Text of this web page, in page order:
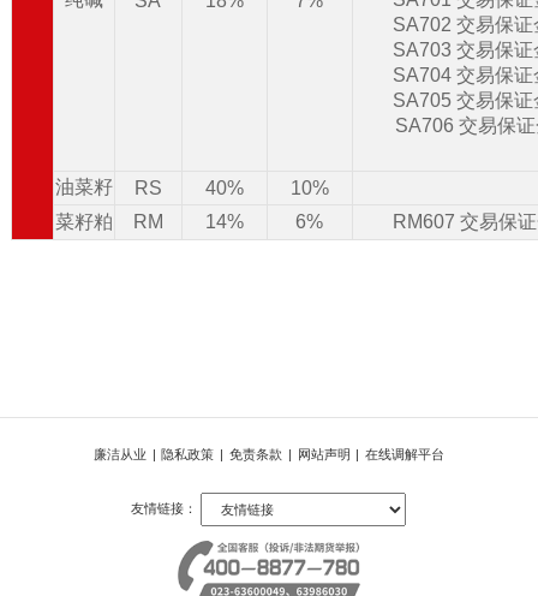
SA702 交易保
SA703 交易保
SA704 交易保
SA705 交易保
SA706 交易保
油菜籽 RS 40%
10%
菜籽粕
RM 14% 6% RM607 交易保
廉洁从业 | 隐私政策 | 免责条款 | 网站声明 | 在线调解平台
友情链接：